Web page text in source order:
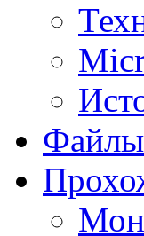
Файлы